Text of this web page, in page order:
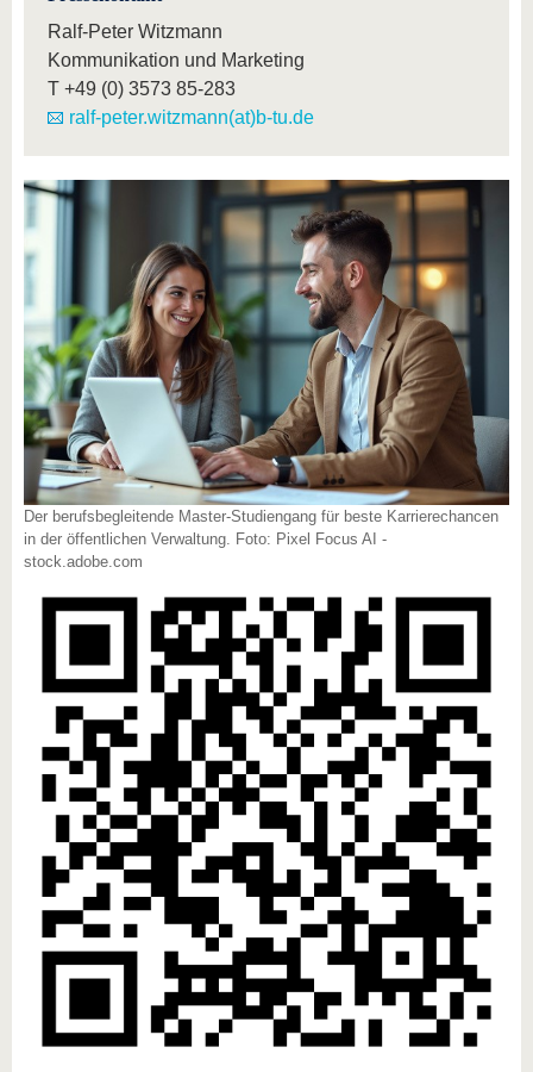
Ralf-Peter Witzmann
Kommunikation und Marketing
T +49 (0) 3573 85-283
ralf-peter.witzmann(at)b-tu.de
Der berufsbegleitende Master-Studiengang für beste Karrierechancen
in der öffentlichen Verwaltung. Foto: Pixel Focus AI -
stock.adobe.com